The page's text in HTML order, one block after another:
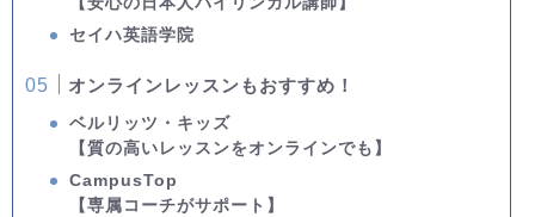
セイハ英語学院
オンラインレッスンもおすすめ！
ベルリッツ・キッズ
【質の高いレッスンをオンラインでも】
CampusTop
【専属コーチがサポート】